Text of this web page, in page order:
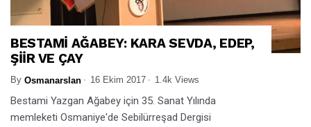
BESTAMİ AĞABEY: KARA SEVDA, EDEP,
ŞİİR VE ÇAY
By Osmanarslan 16 Ekim 2017 1.4k Views
Bestami Yazgan Ağabey için 35. Sanat Yılında
memleketi Osmaniye'de Sebilürreşad Dergisi